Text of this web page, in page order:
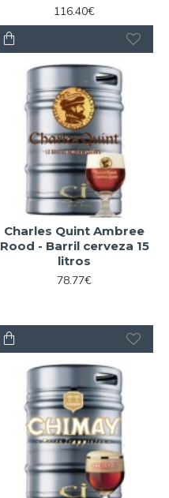
116.40€
Charles Quint Ambree
Rood - Barril cerveza 15
litros
78.77€